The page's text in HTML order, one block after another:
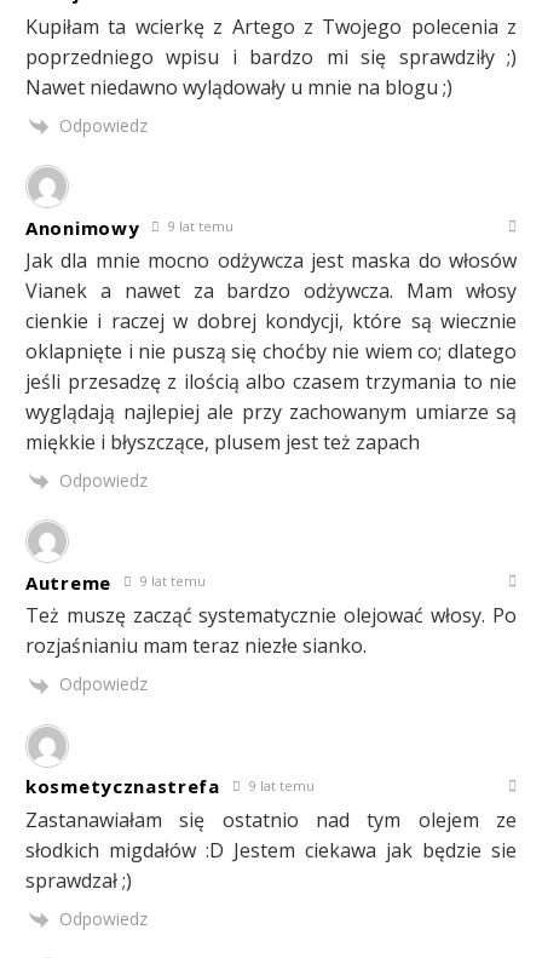
Kupiłam ta wcierkę z Artego z Twojego polecenia z
poprzedniego wpisu i bardzo mi się sprawdziły ;)
Nawet niedawno wylądowały u mnie na blogu ;)
Odpowiedz
Anonimowy 9 lat temu
Jak dla mnie mocno odżywcza jest maska do włosów
Vianek a nawet za bardzo odżywcza. Mam włosy
cienkie i raczej w dobrej kondycji, które są wiecznie
oklapnięte i nie puszą się choćby nie wiem co; dlatego
jeśli przesadzę z ilością albo czasem trzymania to nie
wyglądają najlepiej ale przy zachowanym umiarze są
miękkie i błyszczące, plusem jest też zapach
Odpowiedz
Autreme 9 lat temu
Też muszę zacząć systematycznie olejować włosy. Po
rozjaśnianiu mam teraz niezłe sianko.
Odpowiedz
kosmetycznastrefa 9 lat temu
Zastanawiałam się ostatnio nad tym olejem ze
słodkich migdałów :D Jestem ciekawa jak będzie sie
sprawdzał ;)
Odpowiedz